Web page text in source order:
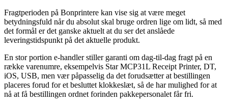
Fragtperioden på Bonprintere kan vise sig at være meget
betydningsfuld når du absolut skal bruge ordren lige om lidt, så med
det formål er det ganske aktuelt at du ser det anslåede
leveringstidspunkt på det aktuelle produkt.
En stor portion e-handler stiller garanti om dag-til-dag fragt på en
række varenumre, eksempelvis Star MCP31L Receipt Printer, DT,
iOS, USB, men vær påpasselig da det forudsætter at bestillingen
placeres forud for et besluttet klokkeslæt, så de har mulighed for at
nå at få bestillingen ordnet forinden pakkepersonalet får fri.